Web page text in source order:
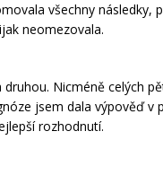
všechny následky,
neomezovala.
Nicméně celých
jsem dala výpověď v
rozhodnutí.